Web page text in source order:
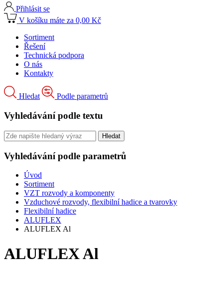
Přihlásit se
V košíku máte za 0,00 Kč
Sortiment
Řešení
Technická podpora
O nás
Kontakty
Hledat Podle parametrů
Vyhledávání podle textu
Vyhledávání podle parametrů
Úvod
Sortiment
VZT rozvody a komponenty
Vzduchové rozvody, flexibilní hadice a tvarovky
Flexibilní hadice
ALUFLEX
ALUFLEX Al
ALUFLEX Al